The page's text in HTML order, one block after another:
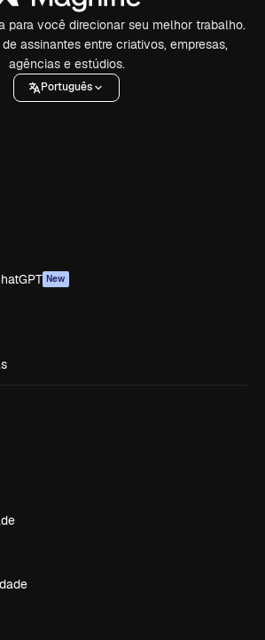
para você direcionar seu melhor trabalho.
assinantes entre criativos, empresas,
agências e estúdios.
Português
New